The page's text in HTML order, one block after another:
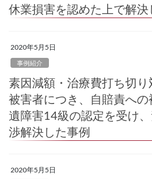
休業損害を認めた上で解決
2020年5月5日
事例紹介
素因減額・治療費打ち切り
被害者につき、自賠責へ
遺障害14級の認定を受け
渉解決した事例
2020年5月5日